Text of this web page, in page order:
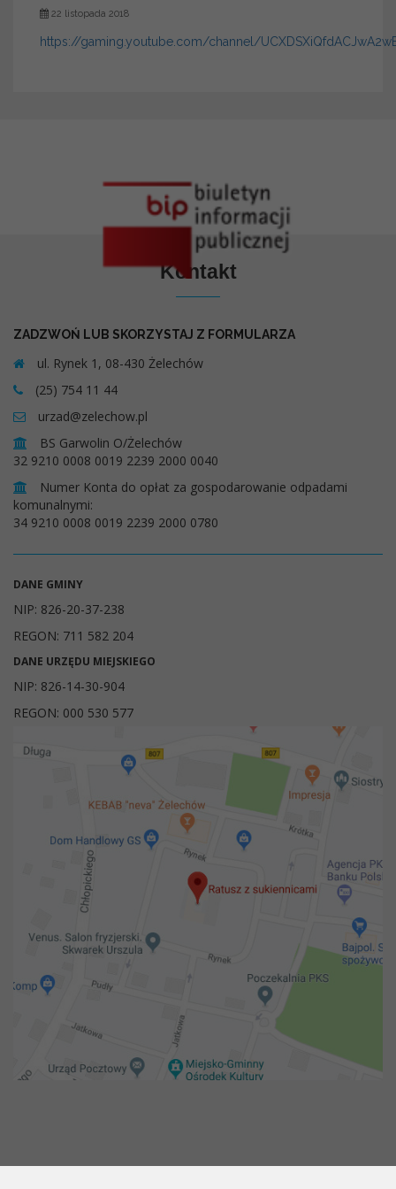
22 listopada 2018
https://gaming.youtube.com/channel/
Kontakt
ZADZWOŃ LUB SKORZYSTAJ Z FORMULARZA
ul. Rynek 1, 08-430 Żelechów
(25) 754 11 44
urzad@zelechow.pl
BS Garwolin O/Żelechów
32 9210 0008 0019 2239 2000 0040
Numer Konta do opłat za gospodarowanie odpadami
komunalnymi:
34 9210 0008 0019 2239 2000 0780
DANE GMINY
NIP: 826-20-37-238
REGON: 711 582 204
DANE URZĘDU MIEJSKIEGO
NIP: 826-14-30-904
REGON: 000 530 577